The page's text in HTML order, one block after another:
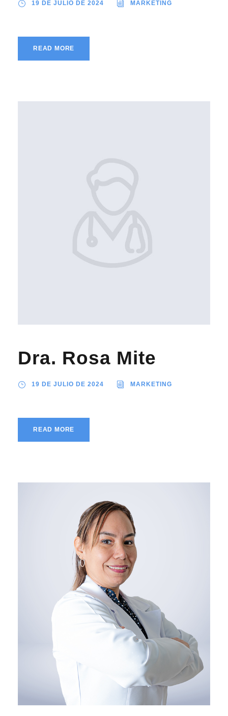
19 DE JULIO DE 2024 MARKETING
READ MORE
Dra. Rosa Mite
19 DE JULIO DE 2024 MARKETING
READ MORE